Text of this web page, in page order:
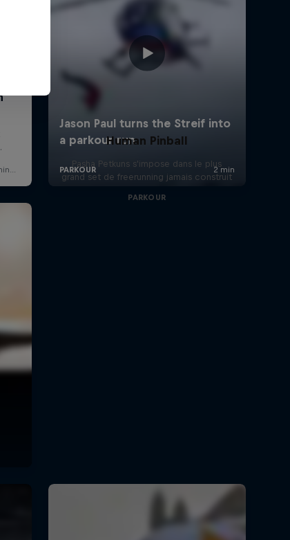
Human Pinball
Pasha Petkuns s'impose dans le plus
grand set de freerunning jamais construit
PARKOUR